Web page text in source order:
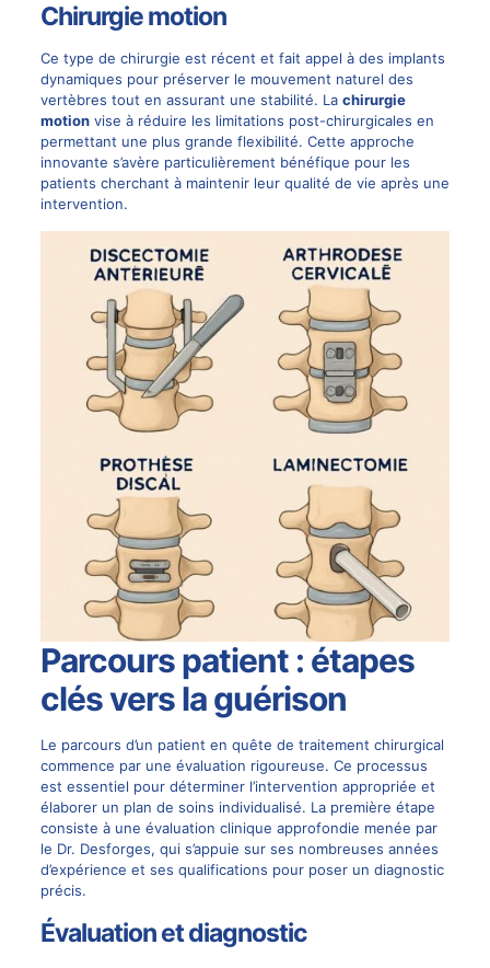
Chirurgie motion
Ce type de chirurgie est récent et fait appel à des implants
dynamiques pour préserver le mouvement naturel des
vertèbres tout en assurant une stabilité. La chirurgie
motionvise à réduire les limitations post-chirurgicales en
permettant une plus grande flexibilité. Cette approche
innovante s’avère particulièrement bénéfique pour les
patients cherchant à maintenir leur qualité de vie après une
intervention.
Parcours patient : étapes
clés vers la guérison
Le parcours d’un patient en quête de traitement chirurgical
commence par une évaluation rigoureuse. Ce processus
est essentiel pour déterminer l’intervention appropriée et
élaborer un plan de soins individualisé. La première étape
consiste à une évaluation clinique approfondie menée par
le Dr. Desforges, qui s’appuie sur ses nombreuses années
d’expérience et ses qualifications pour poser un diagnostic
précis.
Évaluation et diagnostic